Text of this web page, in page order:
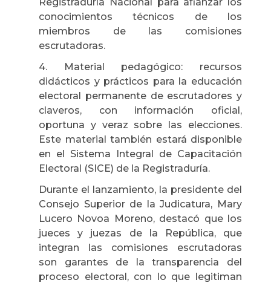
conocimientos técnicos de los
miembros de las comisiones
escrutadoras.
4. Material pedagógico: recursos
didácticos y prácticos para la educación
electoral permanente de escrutadores y
claveros, con información oficial,
oportuna y veraz sobre las elecciones.
Este material también estará disponible
en el Sistema Integral de Capacitación
Electoral (SICE) de la Registraduría.
Durante el lanzamiento, la presidente del
Consejo Superior de la Judicatura, Mary
Lucero Novoa Moreno, destacó que los
jueces y juezas de la República, que
integran las comisiones escrutadoras
son garantes de la transparencia del
proceso electoral, con lo que legitiman